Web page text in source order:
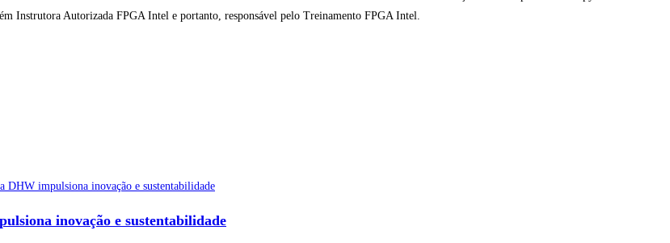
Instrutora Autorizada FPGA Intel e portanto, responsável pelo Treinamento FPGA Intel.
inovação e sustentabilidade